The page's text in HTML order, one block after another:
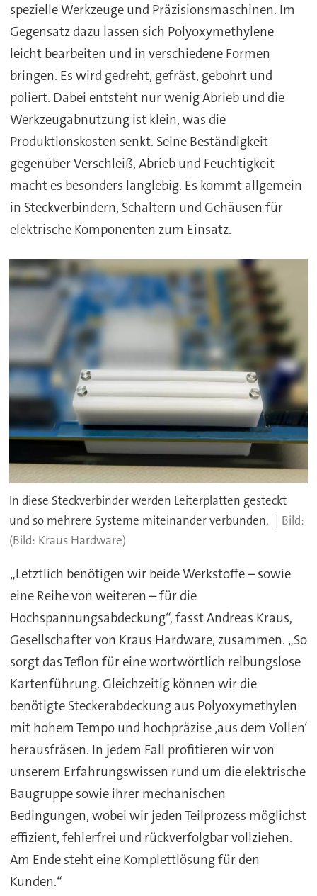
spezielle Werkzeuge und Präzisionsmaschinen. Im
Gegensatz dazu lassen sich Polyoxymethylene
leicht bearbeiten und in verschiedene Formen
bringen. Es wird gedreht, gefräst, gebohrt und
poliert. Dabei entsteht nur wenig Abrieb und die
Werkzeugabnutzung ist klein, was die
Produktionskosten senkt. Seine Beständigkeit
gegenüber Verschleiß, Abrieb und Feuchtigkeit
macht es besonders langlebig. Es kommt allgemein
in Steckverbindern, Schaltern und Gehäusen für
elektrische Komponenten zum Einsatz.
In diese Steckverbinder werden Leiterplatten gesteckt
und so mehrere Systeme miteinander verbunden.
(Bild: Kraus Hardware)
„Letztlich benötigen wir beide Werkstoffe – sowie
eine Reihe von weiteren – für die
Hochspannungsabdeckung“, fasst Andreas Kraus,
Gesellschafter von Kraus Hardware, zusammen. „So
sorgt das Teflon für eine wortwörtlich reibungslose
Kartenführung. Gleichzeitig können wir die
benötigte Steckerabdeckung aus Polyoxymethylen
mit hohem Tempo und hochpräzise ‚aus dem Vollen‘
herausfräsen. In jedem Fall profitieren wir von
unserem Erfahrungswissen rund um die elektrische
Baugruppe sowie ihrer mechanischen
Bedingungen, wobei wir jeden Teilprozess möglichst
effizient, fehlerfrei und rückverfolgbar vollziehen.
Am Ende steht eine Komplettlösung für den
Kunden.“